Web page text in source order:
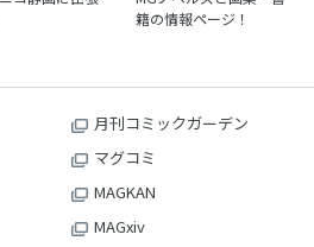
籍の情報ページ！
月刊コミックガーデン
マグコミ
MAGKAN
MAGxiv